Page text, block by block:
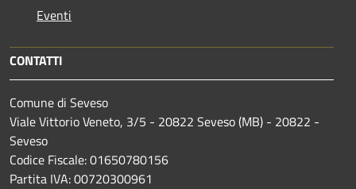
Eventi
CONTATTI
Comune di Seveso
Viale Vittorio Veneto, 3/5 - 20822 Seveso (MB) - 20822 -
Seveso
Codice Fiscale: 01650780156
Partita IVA: 00720300961